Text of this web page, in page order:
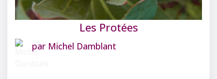
Les Protées
par Michel Damblant